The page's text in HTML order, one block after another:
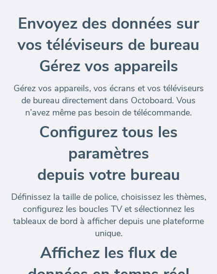
Envoyez des données sur
vos téléviseurs de bureau
Gérez vos appareils
Gérez vos appareils, vos écrans et vos téléviseurs
de bureau directement dans Octoboard. Vous
n’avez même pas besoin de télécommande.
Configurez tous les
paramètres
depuis votre bureau
Définissez la taille de police, choisissez les thèmes,
configurez les boucles TV et sélectionnez les
tableaux de bord à afficherdepuis une plateforme
unique.
Affichez les flux de